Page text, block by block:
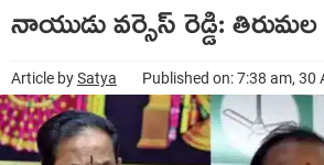
నాయుడు వర్సెస్ రెడ్డి:
Article bySatya Published on: 7:38 am, 30